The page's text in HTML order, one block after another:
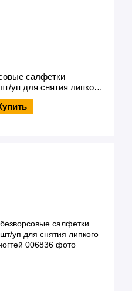
салфетки
уп для снятия липкого